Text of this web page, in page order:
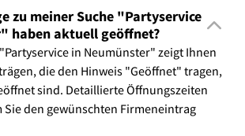
zu meiner Suche "Partyservice
haben aktuell geöffnet?
in Neumünster" zeigt Ihnen
die den Hinweis "Geöffnet" tragen,
sind. Detaillierte Öffnungszeiten
den gewünschten Firmeneintrag